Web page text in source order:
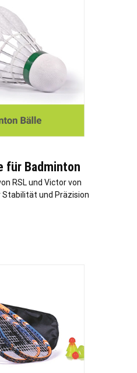
für Badminton
RSL und Victor von
Stabilität und Präzision